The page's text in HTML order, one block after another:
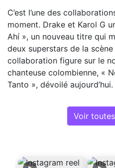
C’est l’une des
moment. Drake et Karol G
Ahí », un nouveau titre qui
deux superstars de la
collaboration figure sur le
chanteuse colombienne, «
Tanto », dévoilé aujourd’hui.
Voir